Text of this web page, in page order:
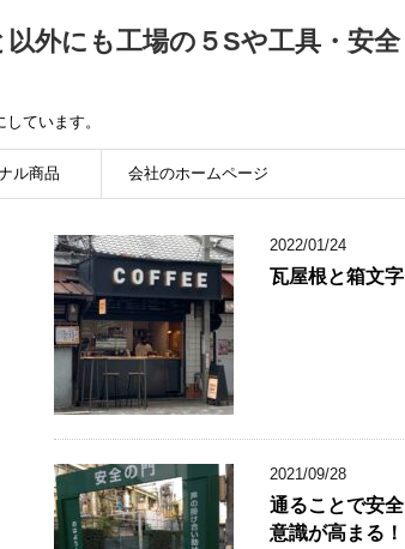
外にも工場の５Sや工具・安全
ています。
ル商品 会社のホームページ
2022/01/24
瓦屋根と箱文字
2021/09/28
通ることで安全
意識が高まる！